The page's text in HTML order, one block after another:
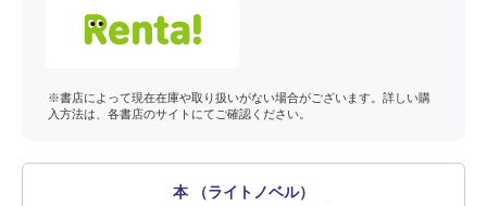
※書店によって現在在庫や取り扱いがない場合がございます。詳しい購
入方法は、各書店のサイトにてご確認ください。
本 （ライトノベル）